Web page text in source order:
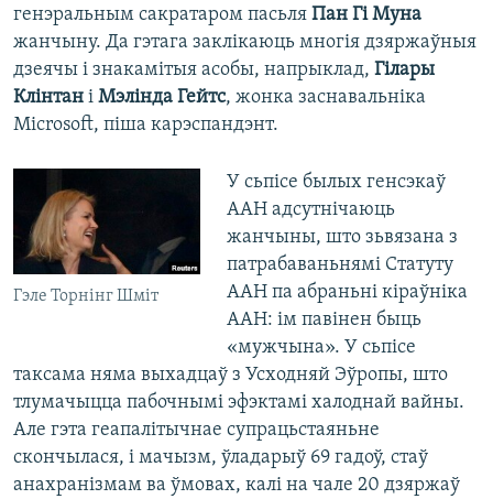
генэральным сакратаром пасьля Пан Гі Муна
жанчыну. Да гэтага заклікаюць многія дзяржаўныя
дзеячы і знакамітыя асобы, напрыклад, Гілары
Клінтан і Мэлінда Гейтс, жонка заснавальніка
Microsoft, піша карэспандэнт.
Гэле Торнінг Шміт
У сьпісе былых генсэкаў
ААН адсутнічаюць
жанчыны, што зьвязана з
патрабаваньнямі Статуту
ААН па абраньні кіраўніка
ААН: ім павінен быць
«мужчына». У сьпісе
таксама няма выхадцаў з Усходняй Эўропы, што
тлумачыцца пабочнымі эфэктамі халоднай вайны.
Але гэта геапалітычнае супрацьстаяньне
скончылася, і мачызм, ўладарыў 69 гадоў, стаў
анахранізмам ва ўмовах, калі на чале 20 дзяржаў